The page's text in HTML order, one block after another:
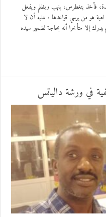
فأخذ يتغطرس، ينهب ويظلم ويفعل
هو من يرسي قواعدها ، عليه أن لا
إلا متأخرا أنه بحاجة لضمير سيده
في ورشة داليانس